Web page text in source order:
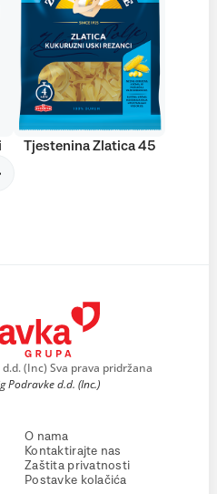
Tjestenina Zlatica 45
(Inc) Sva prava pridržana
Podravke d.d. (Inc.)
O nama
Kontaktirajte nas
Zaštita privatnosti
Postavke kolačića